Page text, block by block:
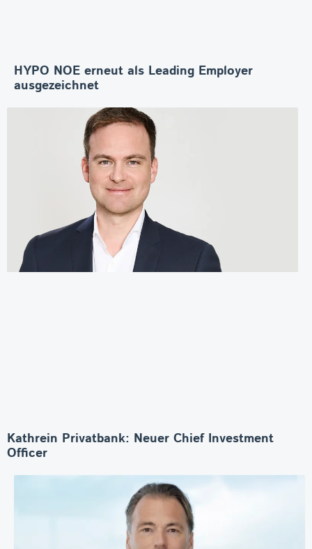
HYPO NOE erneut als Leading Employer
ausgezeichnet
Kathrein Privatbank: Neuer Chief Investment
Officer